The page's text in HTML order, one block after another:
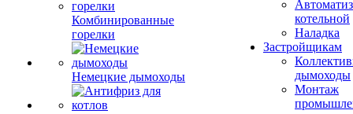
Комбинированные
горелки
Немецкие дымоходы
котельной
Наладка
Застройщикам
дымоходы
Монтаж